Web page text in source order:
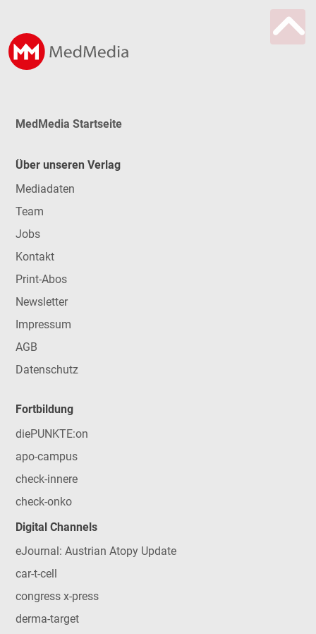
MedMedia Startseite
Über unseren Verlag
Mediadaten
Team
Jobs
Kontakt
Print-Abos
Newsletter
Impressum
AGB
Datenschutz
Fortbildung
diePUNKTE:on
apo-campus
check-innere
check-onko
Digital Channels
eJournal: Austrian Atopy Update
car-t-cell
congress x-press
derma-target